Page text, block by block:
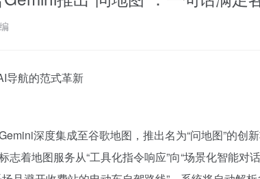
导航的范式革新
深度集成至谷歌地图，推出名为“问地图”的创
着地图服务从“工具化指令响应”向“场景化智能对